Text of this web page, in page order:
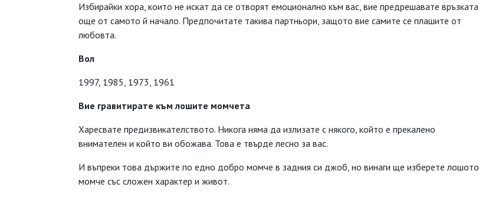
Избирайки хора, които не искат да се отворят емоционално към вас, вие предрешавате връзката
още от самото й начало. Предпочитате такива партньори, защото вие самите се плашите от
любовта.
Вол
1997, 1985, 1973, 1961
Вие гравитирате към лошите момчета
Харесвате предизвикателството. Никога няма да излизате с някого, който е прекалено
внимателен и който ви обожава. Това е твърде лесно за вас.
И въпреки това държите по едно добро момче в задния си джоб, но винаги ще изберете лошото
момче със сложен характер и живот.